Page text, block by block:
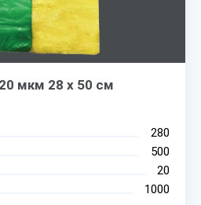
мкм 28 х 50 см
280
500
20
1000